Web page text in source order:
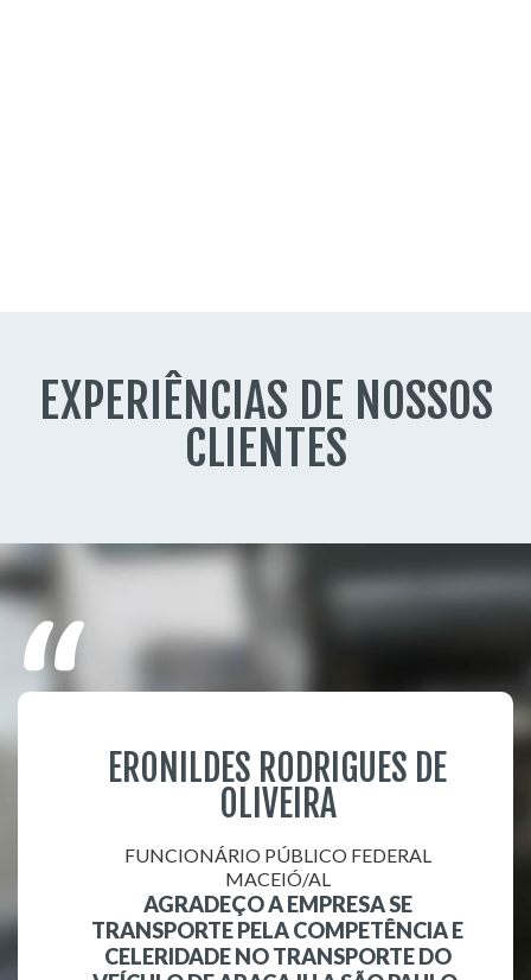
EXPERIÊNCIAS DE NOSSOS
CLIENTES
ERONILDES RODRIGUES DE
OLIVEIRA
FUNCIONÁRIO PÚBLICO FEDERAL
MACEIÓ/AL
AGRADEÇO A EMPRESA SE
TRANSPORTE PELA COMPETÊNCIA E
CELERIDADE NO TRANSPORTE DO